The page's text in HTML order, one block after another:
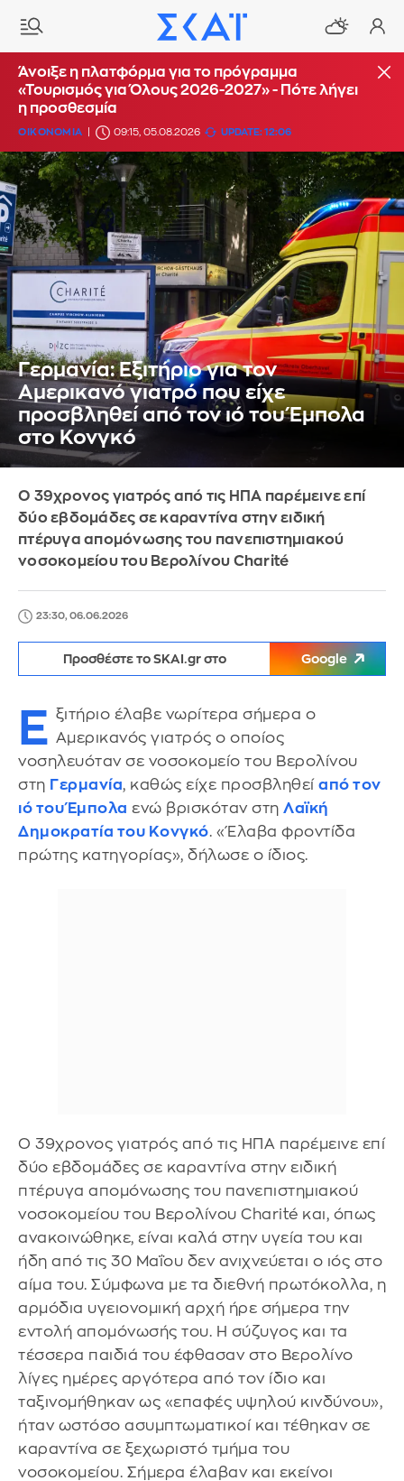
Άνοιξε η πλατφόρμα για το πρόγραμμα
«Τουρισμός για Όλους 2026-2027» - Πότε λήγει
η προσθεσμία
ΟΙΚΟΝΟΜΙΑ 09:15, 05.08.2026 UPDATE: 12:06
Γερμανία: Εξιτήριο για τον
Αμερικανό γιατρό που είχε
προσβληθεί από τον ιό του Έμπολα
στο Κονγκό
Ο 39χρονος γιατρός από τις ΗΠΑ παρέμεινε επί
δύο εβδομάδες σε καραντίνα στην ειδική
πτέρυγα απομόνωσης του πανεπιστημιακού
νοσοκομείου του Βερολίνου Charité
23:30, 06.06.2026
Προσθέστε το SKAI.gr στο Google
Ε ξιτήριο έλαβε νωρίτερα σήμερα ο
Αμερικανός γιατρός ο οποίος
νοσηλευόταν σε νοσοκομείο του Βερολίνου
στη Γερμανία, καθώς είχε προσβληθεί από τον
ιό του Έμπολα ενώ βρισκόταν στη Λαϊκή
Δημοκρατία του Κονγκό. «Έλαβα φροντίδα
πρώτης κατηγορίας», δήλωσε ο ίδιος.
Ο 39χρονος γιατρός από τις ΗΠΑ παρέμεινε επί
δύο εβδομάδες σε καραντίνα στην ειδική
πτέρυγα απομόνωσης του πανεπιστημιακού
νοσοκομείου του Βερολίνου Charité και, όπως
ανακοινώθηκε, είναι καλά στην υγεία του και
ήδη από τις 30 Μαΐου δεν ανιχνεύεται ο ιός στο
αίμα του. Σύμφωνα με τα διεθνή πρωτόκολλα, η
αρμόδια υγειονομική αρχή ήρε σήμερα την
εντολή απομόνωσής του. Η σύζυγος και τα
τέσσερα παιδιά του έφθασαν στο Βερολίνο
λίγες ημέρες αργότερα από τον ίδιο και
ταξινομήθηκαν ως «επαφές υψηλού κινδύνου»,
ήταν ωστόσο ασυμπτωματικοί και τέθηκαν σε
καραντίνα σε ξεχωριστό τμήμα του
νοσοκομείου. Σήμερα έλαβαν και εκείνοι